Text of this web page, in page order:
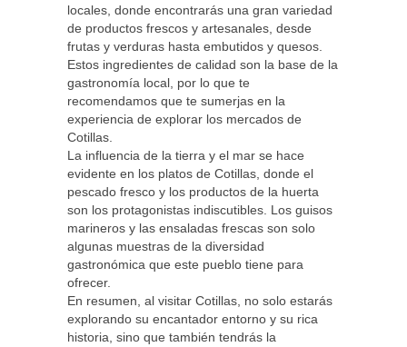
locales, donde encontrarás una gran variedad
de productos frescos y artesanales, desde
frutas y verduras hasta embutidos y quesos.
Estos ingredientes de calidad son la base de la
gastronomía local, por lo que te
recomendamos que te sumerjas en la
experiencia de explorar los mercados de
Cotillas.
La influencia de la tierra y el mar se hace
evidente en los platos de Cotillas, donde el
pescado fresco y los productos de la huerta
son los protagonistas indiscutibles. Los guisos
marineros y las ensaladas frescas son solo
algunas muestras de la diversidad
gastronómica que este pueblo tiene para
ofrecer.
En resumen, al visitar Cotillas, no solo estarás
explorando su encantador entorno y su rica
historia, sino que también tendrás la